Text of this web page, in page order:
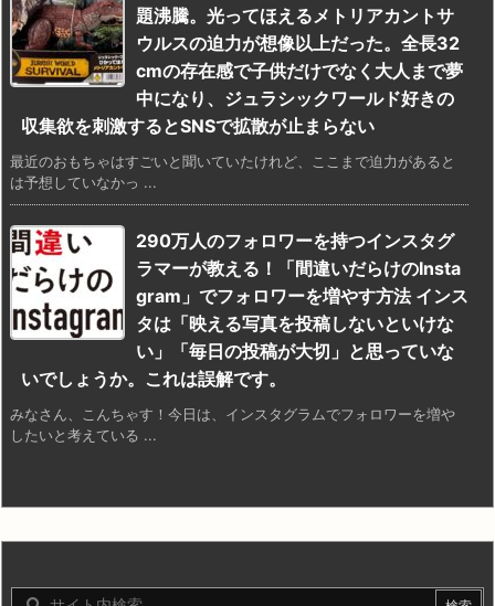
題沸騰。光ってほえるメトリアカントサ
ウルスの迫力が想像以上だった。全長32
cmの存在感で子供だけでなく大人まで夢
中になり、ジュラシックワールド好きの
収集欲を刺激するとSNSで拡散が止まらない
最近のおもちゃはすごいと聞いていたけれど、ここまで迫力があると
は予想していなかっ ...
290万人のフォロワーを持つインスタグ
ラマーが教える！「間違いだらけのInsta
gram」でフォロワーを増やす方法 インス
タは「映える写真を投稿しないといけな
い」「毎日の投稿が大切」と思っていな
いでしょうか。これは誤解です。
みなさん、こんちゃす！今日は、インスタグラムでフォロワーを増や
したいと考えている ...